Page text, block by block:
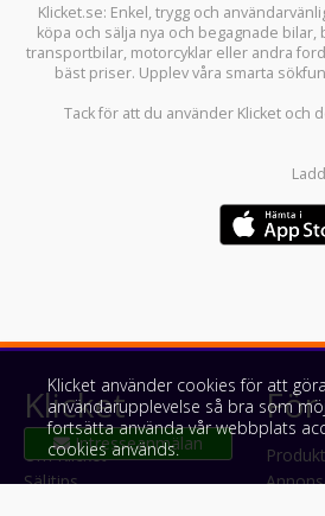
Klicket.se: Enkel, trygg och
köpa och sälja nya och begagnade bilar,
transportbilar, motorcyklar eller andra
bäst priser. Upplev våra smarta
Tack för att du använder Klicket och
Klicket
Om Klicket
Säljtips
Klicket använder cookies för att
användarupplevelse så bra som
fortsätta använda vår webbplats
cookies används.